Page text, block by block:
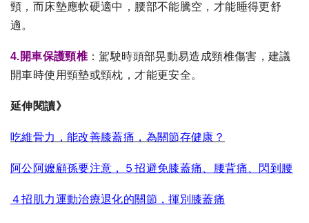
頸，而床墊應軟硬適中，腰部不能騰空，才能睡得更舒
適。
4.開車保護頸椎 ：駕駛時頭部晃動易造成頸椎傷害，建議
開車時使用頸墊或頸枕，才能更安全。
延伸閱讀》
吃維骨力，能改善膝蓋痛，為關節存健康？
阿公阿嬤顧孫要注意，５招避免膝蓋痛、腰背痛、閃到腰
４招肌力運動治療退化的關節，揮別膝蓋痛